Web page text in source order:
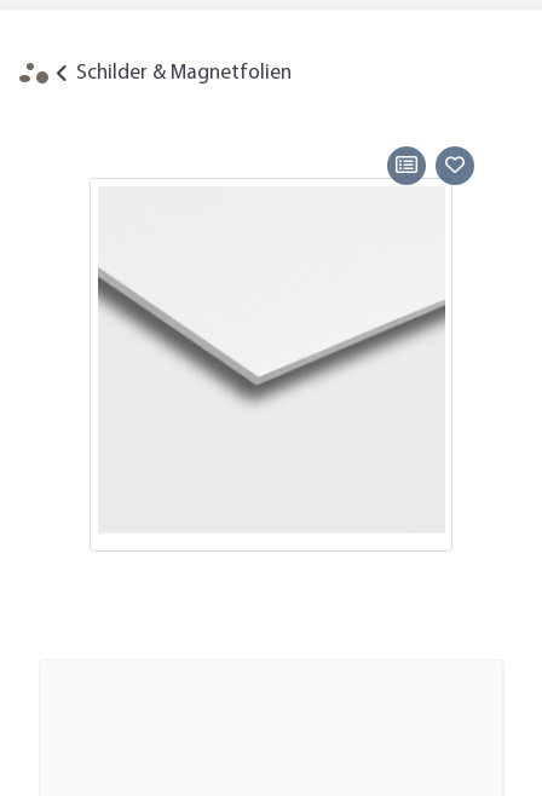
Schilder & Magnetfolien